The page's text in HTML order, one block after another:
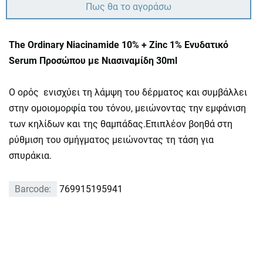
Πως θα το αγοράσω
The Ordinary Niacinamide 10% + Zinc 1% Ενυδατικό
Serum Προσώπου με Νιασιναμίδη 30ml
Ο ορός ενισχύει τη λάμψη του δέρματος και συμβάλλει
στην ομοιομορφία του τόνου, μειώνοντας την εμφάνιση
των κηλίδων και της θαμπάδας.Επιπλέον βοηθά στη
ρύθμιση του σμήγματος μειώνοντας τη τάση για
σπυράκια.
Barcode: 769915195941